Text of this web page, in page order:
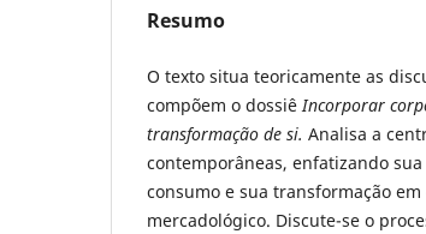
Resumo
O texto situa teoricamente as
compõem o dossiêIncorporar
transformação de si. Analisa a
contemporâneas, enfatizando
consumo e sua transformação
mercadológico. Discute-se o